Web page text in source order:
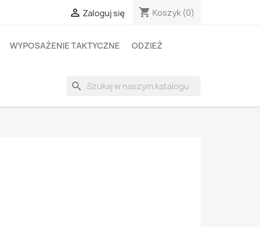
 Zaloguj się shopping_cart Koszyk (0)
WYPOSAŻENIE TAKTYCZNE
ODZIEŻ
search